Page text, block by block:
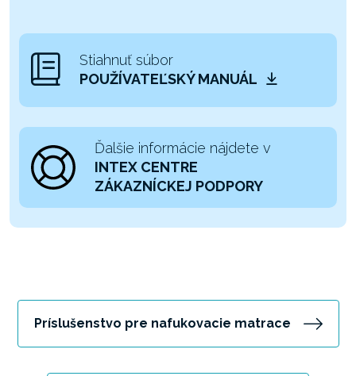
Stiahnuť súbor
POUŽÍVATEĽSKÝ MANUÁL
Ďalšie informácie nájdete v
INTEX CENTRE
ZÁKAZNÍCKEJ PODPORY
Príslušenstvo pre nafukovacie matrace